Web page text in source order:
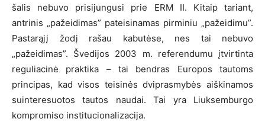
šalis nebuvo prisijungusi prie ERM II. Kitaip tariant,
antrinis „pažeidimas” pateisinamas pirminiu „pažeidimu”.
Pastarąjį žodį rašau kabutėse, nes tai nebuvo
„pažeidimas”. Švedijos 2003 m. referendumu įtvirtinta
reguliacinė praktika – tai bendras Europos tautoms
principas, kad visos teisinės dviprasmybės aiškinamos
suinteresuotos tautos naudai. Tai yra Liuksemburgo
kompromiso institucionalizacija.